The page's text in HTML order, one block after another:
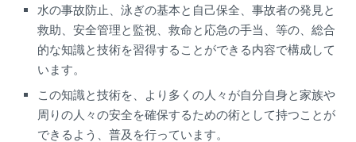
水の事故防止、泳ぎの基本と自己保全、事故者の発見と
救助、安全管理と監視、救命と応急の手当、等の、総合
的な知識と技術を習得することができる内容で構成して
います。
この知識と技術を、より多くの人々が自分自身と家族や
周りの人々の安全を確保するための術として持つことが
できるよう、普及を行っています。